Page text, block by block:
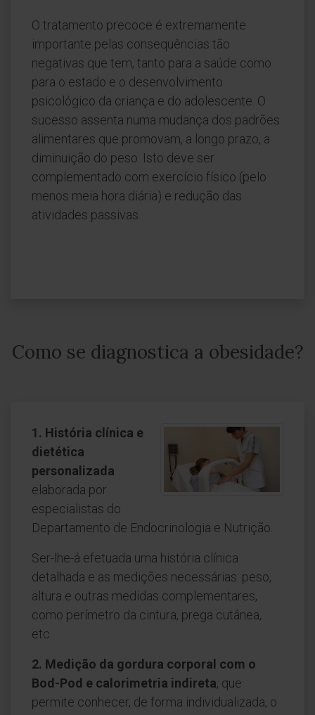
O tratamento precoce é extremamente
importante pelas consequências tão
negativas que tem, tanto para a saúde como
para o estado e o desenvolvimento
psicológico da criança e do adolescente. O
sucesso assenta numa mudança dos padrões
alimentares que promovam, a longo prazo, a
diminuição do peso. Isto deve ser
complementado com exercício físico (pelo
menos meia hora diária) e redução das
atividades passivas.
Como se diagnostica a obesidade?
1. História clínica e
dietética
personalizada
elaborada por
especialistas do
Departamento de Endocrinologia e Nutrição.
Ser-lhe-á efetuada uma história clínica
detalhada e as medições necessárias: peso,
altura e outras medidas complementares,
como perímetro da cintura, prega cutânea,
etc.
2. Medição da gordura corporal com o
Bod-Pod e calorimetria indireta, que
permite conhecer, de forma individualizada, o